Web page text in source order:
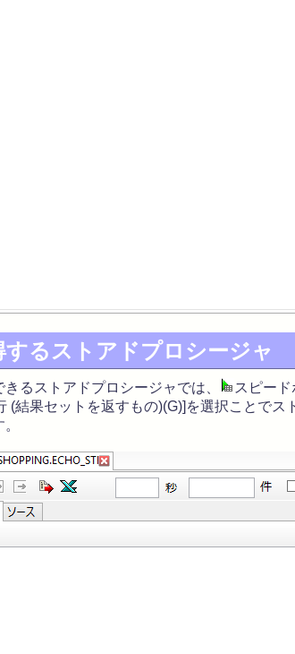
るストアドプロシージャ
るストアドプロシージャでは、
スピー
(結果セットを返すもの)(G)]を選択ことで